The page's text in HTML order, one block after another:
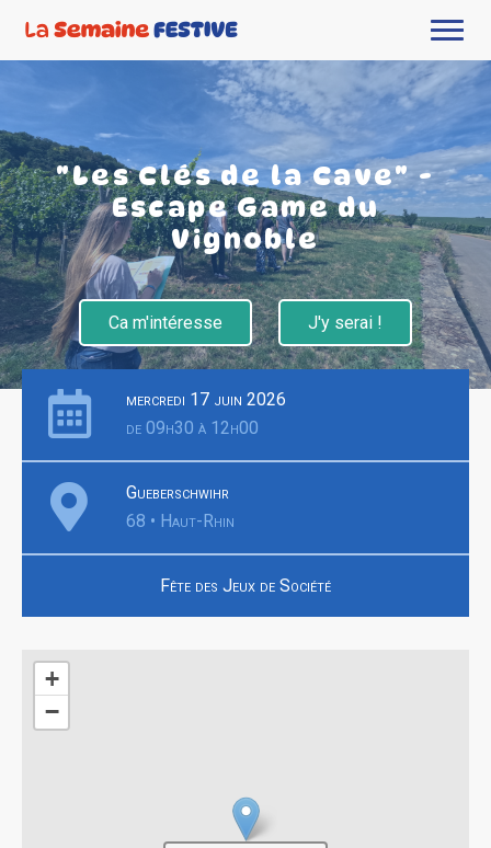
"Les Clés de la Cave" -
Escape Game du
Vignoble
Ca m'intéresse J'y serai !
mercredi 17 juin 2026
de 09h30 à 12h00
Gueberschwihr
68 • Haut-Rhin
Fête des Jeux de Société
+
−